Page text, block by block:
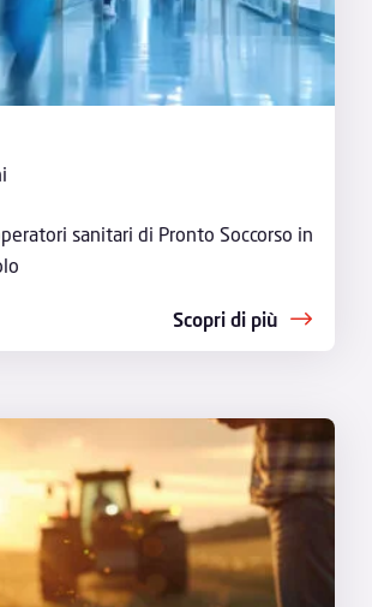
sanitari di Pronto Soccorso in
Scopri di più